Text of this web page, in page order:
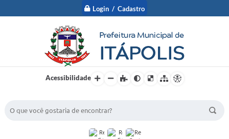
Login / Cadastro
Acessibilidade